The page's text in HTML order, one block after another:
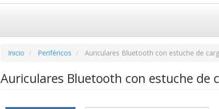
Inicio Periféricos Auriculares Bluetooth con estuche de
Auriculares Bluetooth con estuche de